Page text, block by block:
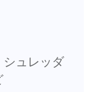
ュレッダ